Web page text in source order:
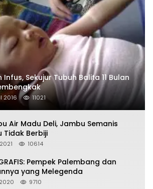
Infus, Sekujur Tubuh Balita 11 Bulan
2016 11021
Air Madu Deli, Jambu Semanis
Tidak Berbiji
10614
Pempek Palembang dan
yang Melegenda
9710